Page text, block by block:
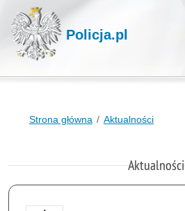
Policja.pl
Strona główna Aktualności
Aktualności